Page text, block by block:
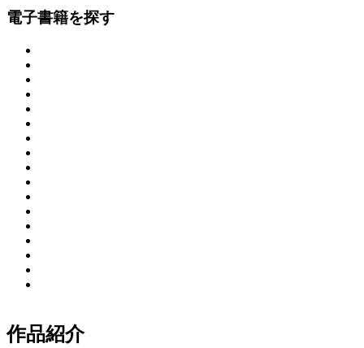
電子書籍を探す
作品紹介